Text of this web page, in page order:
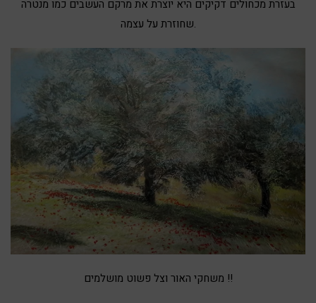
בעזרת מכחולים דקיקים היא יוצרת את מרקם העשבים כמו מנטרה
שחוזרת על עצמה.
משחקי האור וצל פשוט מושלמים !!